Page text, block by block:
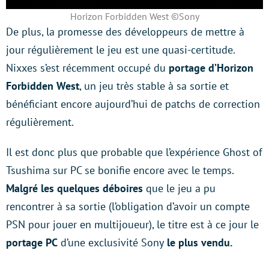
Horizon Forbidden West ©Sony
De plus, la promesse des développeurs de mettre à
jour régulièrement le jeu est une quasi-certitude.
Nixxes s’est récemment occupé du portage d’Horizon
Forbidden West, un jeu très stable à sa sortie et
bénéficiant encore aujourd’hui de patchs de correction
régulièrement.
Il est donc plus que probable que l’expérience Ghost of
Tsushima sur PC se bonifie encore avec le temps.
Malgré les quelques déboires que le jeu a pu
rencontrer à sa sortie (l’obligation d’avoir un compte
PSN pour jouer en multijoueur), le titre est à ce jour le
portage PC d’une exclusivité Sony le plus vendu.